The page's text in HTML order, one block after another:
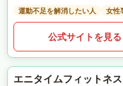
運動不足を解消したい人
女性
公式サイトを見る
エニタイムフィットネス